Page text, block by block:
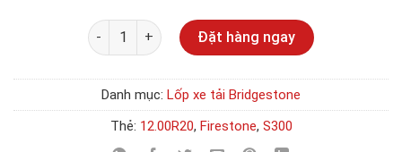
Số lượng Đặt hàng ngay
Danh mục: Lốp xe tải Bridgestone
Thẻ: 12.00R20, Firestone, S300